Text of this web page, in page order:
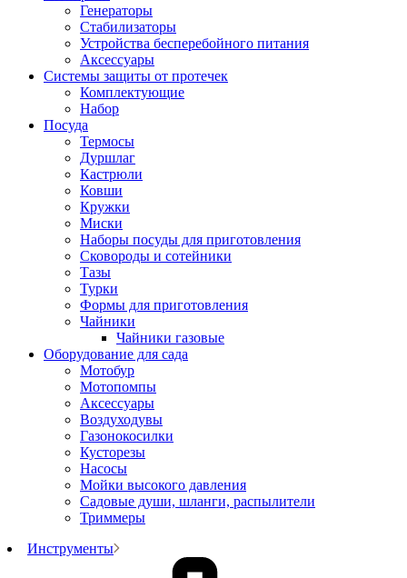
Генераторы
Стабилизаторы
Устройства бесперебойного питания
Аксессуары
Системы защиты от протечек
Комплектующие
Набор
Посуда
Термосы
Дуршлаг
Кастрюли
Ковши
Кружки
Миски
Наборы посуды для приготовления
Сковороды и сотейники
Тазы
Турки
Формы для приготовления
Чайники
Чайники газовые
Оборудование для сада
Мотобур
Мотопомпы
Аксессуары
Воздуходувы
Газонокосилки
Кусторезы
Насосы
Мойки высокого давления
Садовые души, шланги, распылители
Триммеры
Инструменты